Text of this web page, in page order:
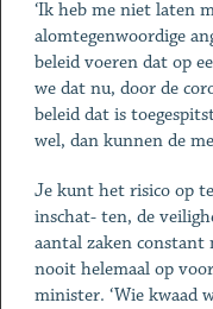
‘Ik heb me niet laten
alomtegenwoordige
beleid voeren dat op
we dat nu, door de
beleid dat is
wel, dan kunnen de
Je kunt het risico op
inschat- ten, de
aantal zaken
nooit helemaal op
minister. ‘Wie kwaad